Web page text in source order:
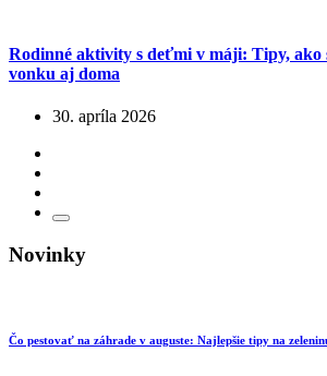
Rodinné aktivity s deťmi v máji: Tipy,
vonku aj doma
30. apríla 2026
Novinky
Čo pestovať na záhrade v auguste: Najlepšie tipy na